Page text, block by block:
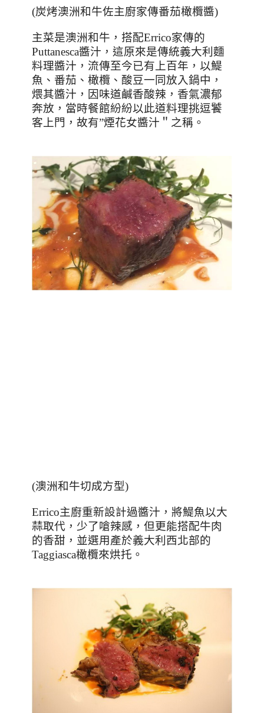
(炭烤澳洲和牛佐主廚家傳番茄橄欖醬)
主菜是澳洲和牛，搭配Errico家傳的
Puttanesca醬汁，這原來是傳統義大利麵
料理醬汁，流傳至今已有上百年，以鯷
魚、番茄、橄欖、酸豆一同放入鍋中，
煨其醬汁，因味道鹹香酸辣，香氣濃郁
奔放，當時餐館紛紛以此道料理挑逗饕
客上門，故有”煙花女醬汁＂之稱。
(澳洲和牛切成方型)
Errico主廚重新設計過醬汁，將鯷魚以大
蒜取代，少了嗆辣感，但更能搭配牛肉
的香甜，並選用產於義大利西北部的
Taggiasca橄欖來烘托。